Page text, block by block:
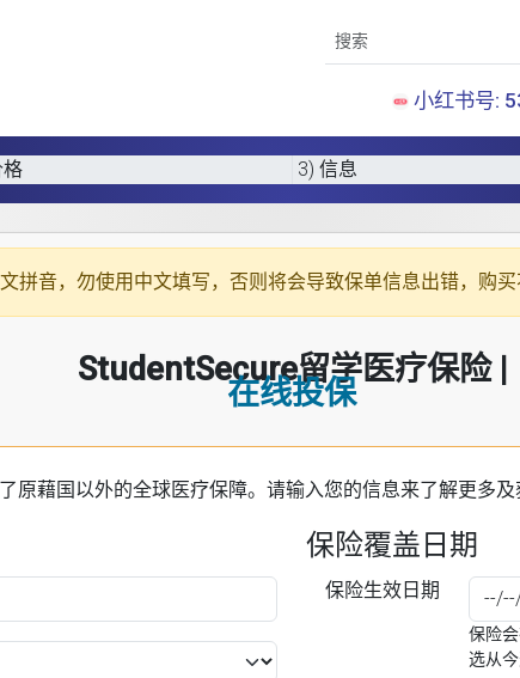
小红书号:
格 3) 信息
拼音，勿使用中文填写，否则将会导致保单信息出错，购买
StudentSecure留学医疗保险 |
在线投保
原藉国以外的全球医疗保障。请输入您的信息来了解更多及
保险覆盖日期
保险生效日期
保险
选从